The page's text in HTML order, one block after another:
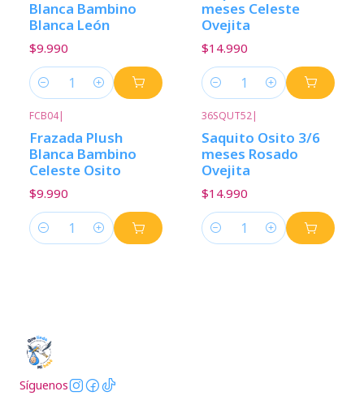
Blanca Bambino
Blanca León
$9.990
Cantidad
meses Celeste
Ovejita
$14.990
Cantidad
FCB04|
Frazada Plush
Blanca Bambino
Celeste Osito
$9.990
Cantidad
36SQUT52|
Saquito Osito 3/6
meses Rosado
Ovejita
$14.990
Cantidad
Síguenos